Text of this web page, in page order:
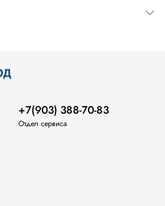
+7(903) 388-70-83
Отдел сервиса